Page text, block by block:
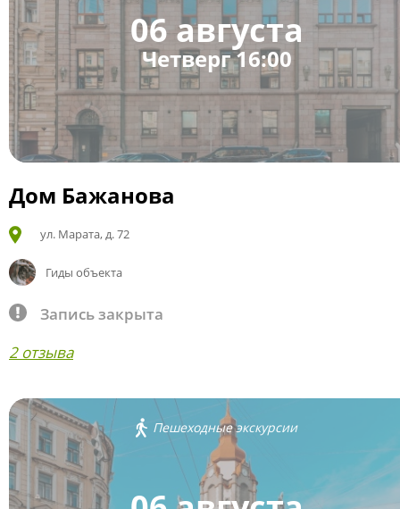
06 августа
Четверг 16:00
Дом Бажанова
ул. Марата, д. 72
Гиды объекта
Запись закрыта
2 отзыва
Пешеходные экскурсии